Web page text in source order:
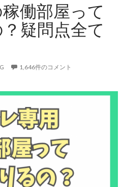
働部屋って
疑問点全て
1,646件のコメント